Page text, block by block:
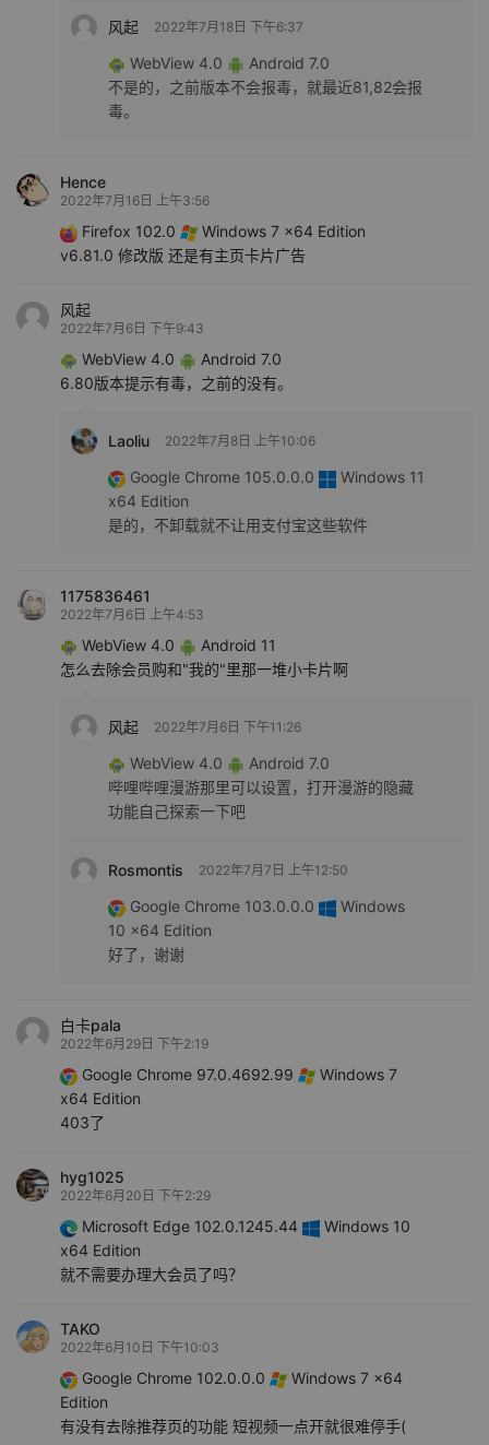
风起 2022年7月18日 下午6:37
WebView 4.0
Android 7.0
不是的，之前版本不会报毒，就最近81,82会报
毒。
Hence
2022年7月16日 上午3:56
Firefox 102.0
Windows 7 x64 Edition
v6.81.0 修改版 还是有主页卡片广告
风起
2022年7月6日 下午9:43
WebView 4.0
Android 7.0
6.80版本提示有毒，之前的没有。
Laoliu 2022年7月8日 上午10:06
Google Chrome 105.0.0.0
Windows 11
x64 Edition
是的，不卸载就不让用支付宝这些软件
1175836461
2022年7月6日 上午4:53
WebView 4.0
Android 11
怎么去除会员购和"我的"里那一堆小卡片啊
风起 2022年7月6日 下午11:26
WebView 4.0
Android 7.0
哔哩哔哩漫游那里可以设置，打开漫游的隐藏
功能自己探索一下吧
Rosmontis 2022年7月7日 上午12:50
Google Chrome 103.0.0.0
Windows
10 x64 Edition
好了，谢谢
白卡pala
2022年6月29日 下午2:19
Google Chrome 97.0.4692.99
Windows 7
x64 Edition
403了
hyg1025
2022年6月20日 下午2:29
Microsoft Edge 102.0.1245.44
Windows 10
x64 Edition
就不需要办理大会员了吗？
TAKO
2022年6月10日 下午10:03
Google Chrome 102.0.0.0
Windows 7 x64
Edition
有没有去除推荐页的功能 短视频一点开就很难停手(